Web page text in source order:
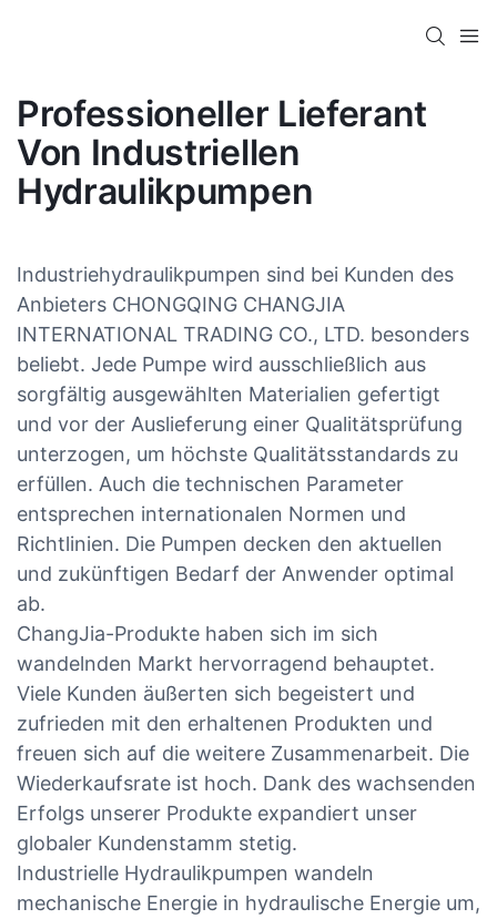
Professioneller Lieferant
Von Industriellen
Hydraulikpumpen
Industriehydraulikpumpen sind bei Kunden des
Anbieters CHONGQING CHANGJIA
INTERNATIONAL TRADING CO., LTD. besonders
beliebt. Jede Pumpe wird ausschließlich aus
sorgfältig ausgewählten Materialien gefertigt
und vor der Auslieferung einer Qualitätsprüfung
unterzogen, um höchste Qualitätsstandards zu
erfüllen. Auch die technischen Parameter
entsprechen internationalen Normen und
Richtlinien. Die Pumpen decken den aktuellen
und zukünftigen Bedarf der Anwender optimal
ab.
ChangJia-Produkte haben sich im sich
wandelnden Markt hervorragend behauptet.
Viele Kunden äußerten sich begeistert und
zufrieden mit den erhaltenen Produkten und
freuen sich auf die weitere Zusammenarbeit. Die
Wiederkaufsrate ist hoch. Dank des wachsenden
Erfolgs unserer Produkte expandiert unser
globaler Kundenstamm stetig.
Industrielle Hydraulikpumpen wandeln
mechanische Energie in hydraulische Energie um,